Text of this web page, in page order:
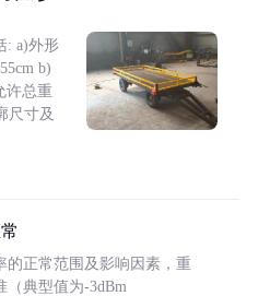
: a)外形
b)
许总重
尺寸及
的正常范围及影响因素，重
（典型值为-3dBm